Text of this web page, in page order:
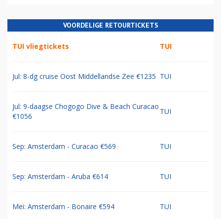
VOORDELIGE RETOURTICKETS
TUI vliegtickets TUI
Jul: 8-dg cruise Oost Middellandse Zee €1235 TUI
Jul: 9-daagse Chogogo Dive & Beach Curacao
€1056
TUI
Sep: Amsterdam - Curacao €569 TUI
Sep: Amsterdam - Aruba €614 TUI
Mei: Amsterdam - Bonaire €594 TUI